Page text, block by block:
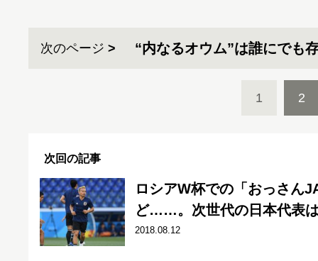
次のページ “内なるオウム”は誰にでも
1 2
次回の記事
ロシアW杯での「おっさん
ど……。次世代の日本代表
2018.08.12